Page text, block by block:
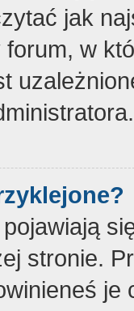
jak
w
stronie.
je